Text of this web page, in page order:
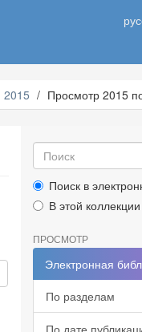
2015 Просмотр 2015
Поиск в
В этой коллекции
ПРОСМОТР
Электронная
По разделам
По дате